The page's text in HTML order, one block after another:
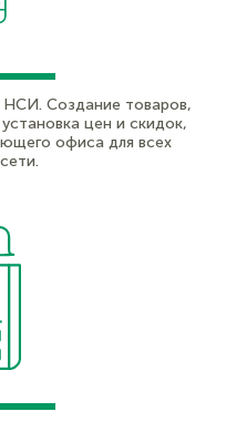
НСИ. Создание товаров,
цен и скидок,
офиса для всех